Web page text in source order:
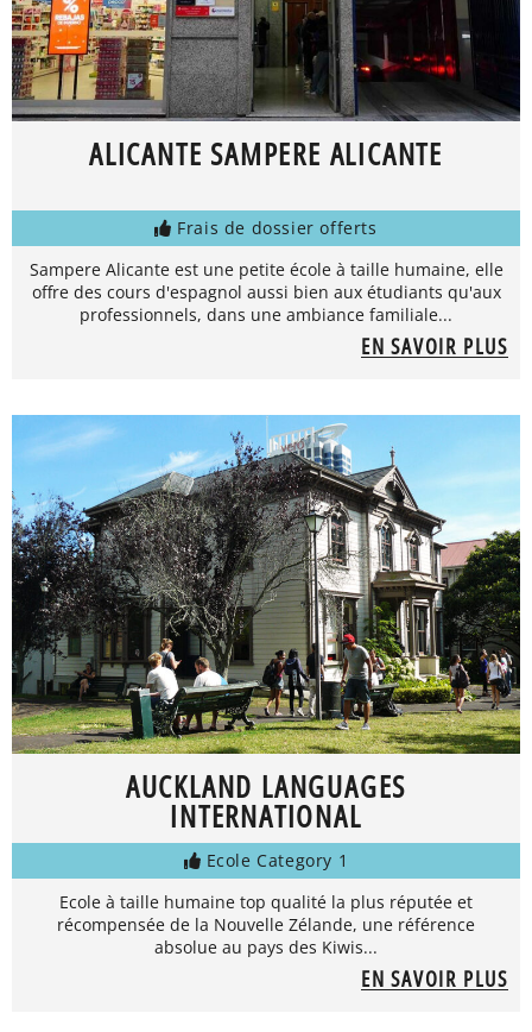
ALICANTE SAMPERE ALICANTE
Frais de dossier offerts
Sampere Alicante est une petite école à taille humaine, elle
offre des cours d'espagnol aussi bien aux étudiants qu'aux
professionnels, dans une ambiance familiale...
EN SAVOIR PLUS
AUCKLAND LANGUAGES
INTERNATIONAL
Ecole Category 1
Ecole à taille humaine top qualité la plus réputée et
récompensée de la Nouvelle Zélande, une référence
absolue au pays des Kiwis...
EN SAVOIR PLUS